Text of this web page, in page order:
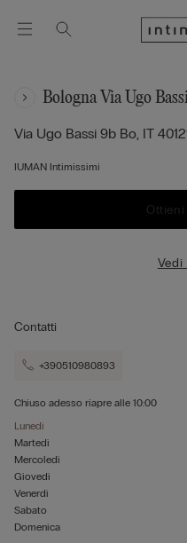
Bologna Via Ugo
Via Ugo Bassi 9b Bo, IT
IUMAN Intimissimi
Vedi
Contatti
+390510980893
Chiuso adesso riapre alle 10:00
Lunedì
Martedì
Mercoledì
Giovedì
Venerdì
Sabato
Domenica